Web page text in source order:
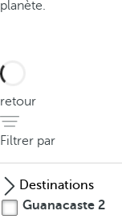
planète.
retour
Filtrer par
Destinations
Guanacaste 2